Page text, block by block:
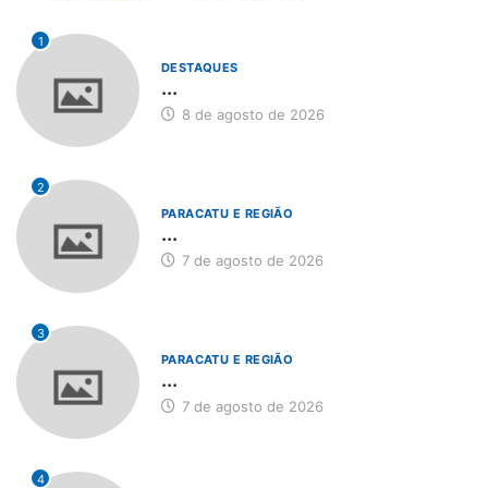
1
DESTAQUES
...
8 de agosto de 2026
2
PARACATU E REGIÃO
...
7 de agosto de 2026
3
PARACATU E REGIÃO
...
7 de agosto de 2026
4